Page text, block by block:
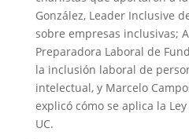
González, Leader Inclusive
sobre empresas inclusivas;
Preparadora Laboral de
la inclusión laboral de
intelectual, y Marcelo
explicó cómo se aplica la
UC.